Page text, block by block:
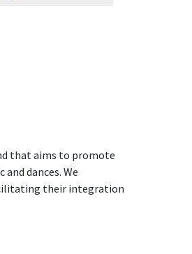
that aims to promote
dances. We
their integration